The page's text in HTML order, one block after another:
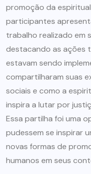
promoção da
participantes
trabalho realizado em
destacando as ações
estavam sendo
compartilharam suas
sociais e como a
inspira a lutar por
Essa partilha foi uma
pudessem se inspirar
novas formas de
humanos em seus